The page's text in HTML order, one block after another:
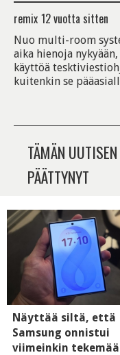
remix 12 vuotta sitten
Nuo multi-room
aika hienoja
käyttöä
kuitenkin se
TÄMÄN
PÄÄTTYNYT
Näyttää siltä, että
Samsung onnistui
viimeinkin